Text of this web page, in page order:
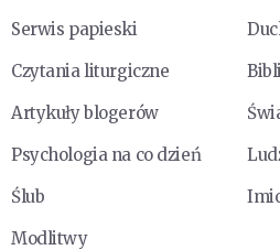
Serwis papieski
Czytania liturgiczne
Artykuły blogerów
Psychologia na co dzień
Ślub
Modlitwy